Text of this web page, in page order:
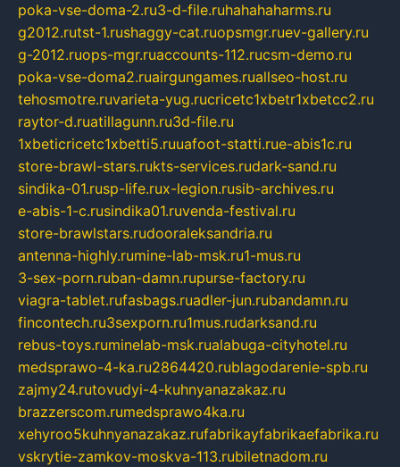
poka-vse-doma-2.ru3-d-file.ruhahahaharms.ru
g2012.rutst-1.rushaggy-cat.ruopsmgr.ruev-gallery.ru
g-2012.ruops-mgr.ruaccounts-112.rucsm-demo.ru
poka-vse-doma2.ruairgungames.ruallseo-host.ru
tehosmotre.ruvarieta-yug.rucricetc1xbetr1xbetcc2.ru
raytor-d.ruatillagunn.ru3d-file.ru
1xbeticricetc1xbetti5.ruuafoot-statti.rue-abis1c.ru
store-brawl-stars.rukts-services.rudark-sand.ru
sindika-01.rusp-life.rux-legion.rusib-archives.ru
e-abis-1-c.rusindika01.ruvenda-festival.ru
store-brawlstars.rudooraleksandria.ru
antenna-highly.rumine-lab-msk.ru1-mus.ru
3-sex-porn.ruban-damn.rupurse-factory.ru
viagra-tablet.rufasbags.ruadler-jun.rubandamn.ru
fincontech.ru3sexporn.ru1mus.rudarksand.ru
rebus-toys.ruminelab-msk.rualabuga-cityhotel.ru
medsprawo-4-ka.ru2864420.rublagodarenie-spb.ru
zajmy24.rutovudyi-4-kuhnyanazakaz.ru
brazzerscom.rumedsprawo4ka.ru
xehyroo5kuhnyanazakaz.rufabrikayfabrikaefabrika.ru
vskrytie-zamkov-moskva-113.rubiletnadom.ru